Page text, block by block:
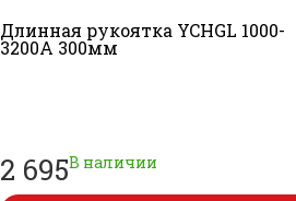
Длинная рукоятка YCHGL 1000-
3200A 300мм
2 695В наличии